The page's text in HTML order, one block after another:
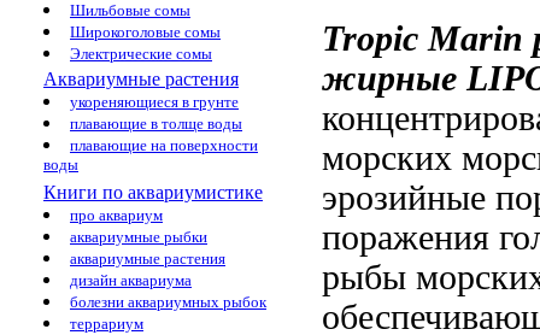
Шильбовые сомы
Широкоголовые сомы
Электрические сомы
Аквариумные растения
укореняющиеся в грунте
плавающие в толще воды
плавающие на поверхности
воды
Книги по аквариумистике
про аквариум
аквариумные рыбки
аквариумные растения
дизайн аквариума
болезни аквариумных рыбок
террариум
Tropic Marin
жирные
морских
эрозийные
поражения
рыбы